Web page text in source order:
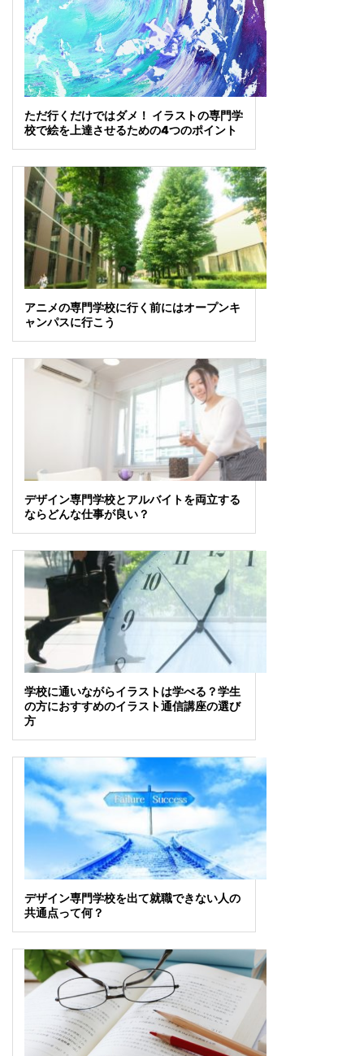
ただ行くだけではダメ！ イラストの専門学
校で絵を上達させるための4つのポイント
アニメの専門学校に行く前にはオープンキ
ャンパスに行こう
デザイン専門学校とアルバイトを両立する
ならどんな仕事が良い？
学校に通いながらイラストは学べる？学生
の方におすすめのイラスト通信講座の選び
方
デザイン専門学校を出て就職できない人の
共通点って何？